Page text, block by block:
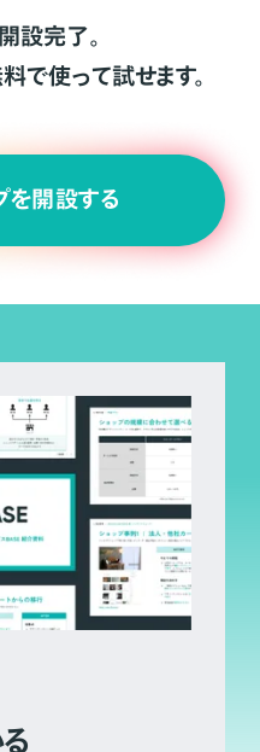
設完了。
で使って試せます。
を開設する